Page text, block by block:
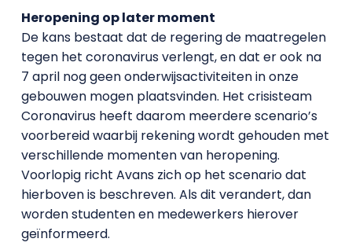
Heropening op later moment
De kans bestaat dat de regering de maatregelen
tegen het coronavirus verlengt, en dat er ook na
7 april nog geen onderwijsactiviteiten in onze
gebouwen mogen plaatsvinden. Het crisisteam
Coronavirus heeft daarom meerdere scenario’s
voorbereid waarbij rekening wordt gehouden met
verschillende momenten van heropening.
Voorlopig richt Avans zich op het scenario dat
hierboven is beschreven. Als dit verandert, dan
worden studenten en medewerkers hierover
geïnformeerd.